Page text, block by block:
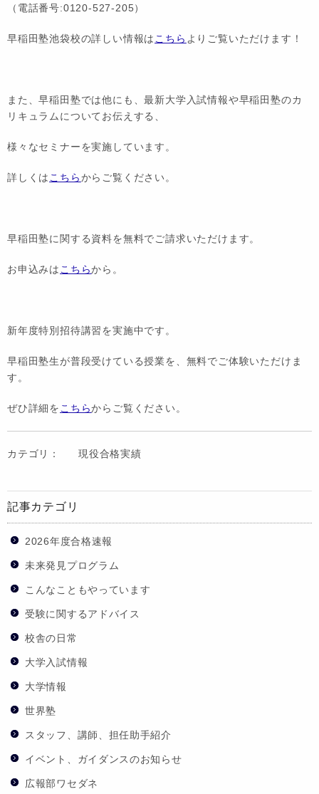
（電話番号:0120-527-205）
早稲田塾池袋校の詳しい情報は こちら よりご覧いただけます！
また、早稲田塾では他にも、最新大学入試情報や早稲田塾のカ
リキュラムについてお伝えする、
様々なセミナーを実施しています。
詳しくは こちらからご覧ください。
早稲田塾に関する資料を無料でご請求いただけます。
お申込みは こちらから。
新年度特別招待講習を実施中です。
早稲田塾生が普段受けている授業を、無料でご体験いただけま
す。
ぜひ詳細を こちらからご覧ください。
カテゴリ： 現役合格実績
記事カテゴリ
2026年度合格速報
未来発見プログラム
こんなこともやっています
受験に関するアドバイス
校舎の日常
大学入試情報
大学情報
世界塾
スタッフ、講師、担任助手紹介
イベント、ガイダンスのお知らせ
広報部ワセダネ